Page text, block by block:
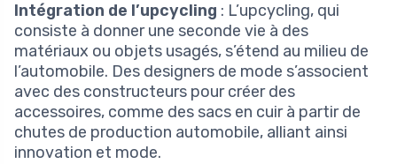
Intégration de l’upcycling : L’upcycling, qui
consiste à donner une seconde vie à des
matériaux ou objets usagés, s’étend au milieu de
l’automobile. Des designers de mode s’associent
avec des constructeurs pour créer des
accessoires, comme des sacs en cuir à partir de
chutes de production automobile, alliant ainsi
innovation et mode.